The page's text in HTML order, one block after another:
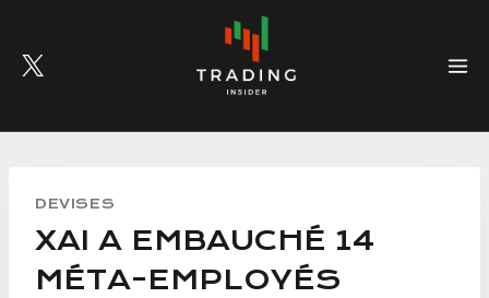
content
DEVISES
XAI A EMBAUCHÉ 14
MÉTA-EMPLOYÉS